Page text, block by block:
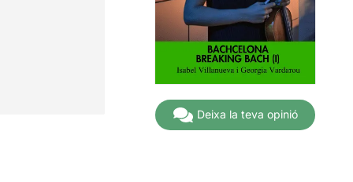
Deixa la teva opinió